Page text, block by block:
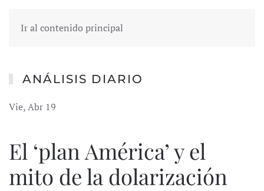
Ir al contenido principal
ANÁLISIS DIARIO
Vie, Abr 19
El ‘plan América’ y el
mito de la dolarización